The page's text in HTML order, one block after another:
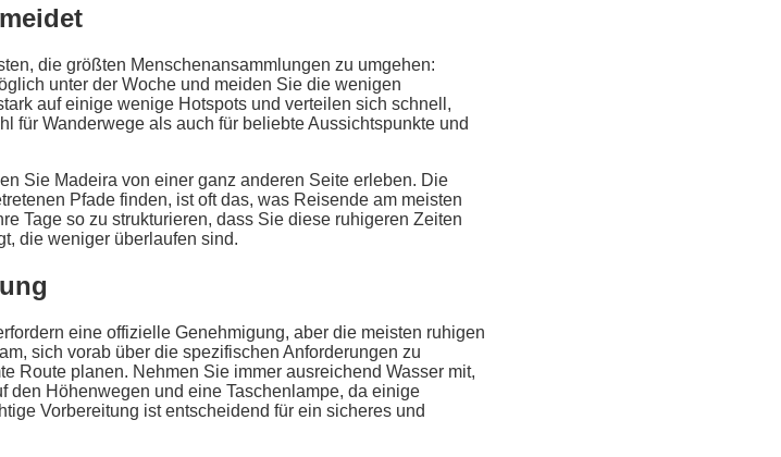
die größten Menschenansammlungen zu umgehen:
unter der Woche und meiden Sie die wenigen
auf einige wenige Hotspots und verteilen sich schnell,
für Wanderwege als auch für beliebte Aussichtspunkte und
Sie Madeira von einer ganz anderen Seite erleben. Die
Pfade finden, ist oft das, was Reisende am meisten
Tage so zu strukturieren, dass Sie diese ruhigeren Zeiten
die weniger überlaufen sind.
eine offizielle Genehmigung, aber die meisten ruhigen
sich vorab über die spezifischen Anforderungen zu
Route planen. Nehmen Sie immer ausreichend Wasser mit,
Höhenwegen und eine Taschenlampe, da einige
Vorbereitung ist entscheidend für ein sicheres und